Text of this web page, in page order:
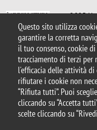
Questo sito utilizza
garantire la corretta
il tuo consenso, cookie
tracciamento di terzi per
l'efficacia delle attività
rifiutare i cookie non
“Rifiuta tutti”. Puoi
cliccando su “Accetta
scelte cliccando su
© 2025
Piazza
Casella
P.I.
|
Note legali Privacy e cookie